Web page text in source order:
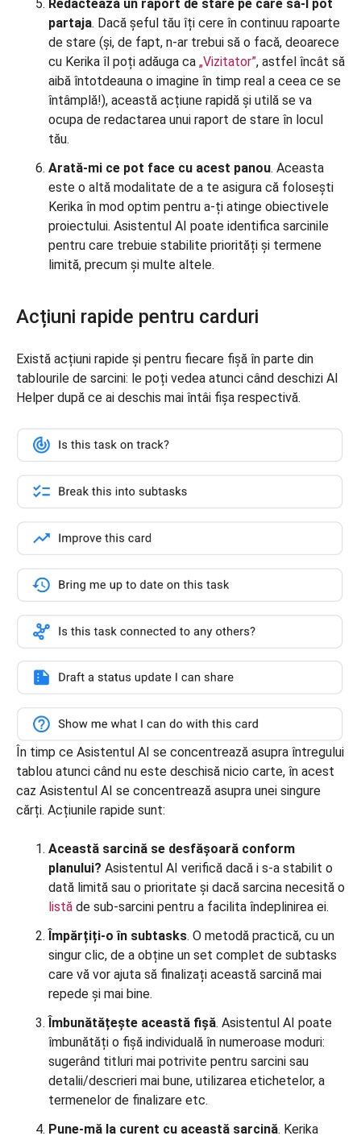
Redactează un raport de stare pe care să-l pot
partaja. Dacă șeful tău îți cere în continuu rapoarte
de stare (și, de fapt, n-ar trebui să o facă, deoarece
cu Kerika îl poți adăuga ca „Vizitator”, astfel încât să
aibă întotdeauna o imagine în timp real a ceea ce se
întâmplă!), această acțiune rapidă și utilă se va
ocupa de redactarea unui raport de stare în locul
tău.
Arată-mi ce pot face cu acest panou. Aceasta
este o altă modalitate de a te asigura că folosești
Kerika în mod optim pentru a-ți atinge obiectivele
proiectului. Asistentul AI poate identifica sarcinile
pentru care trebuie stabilite priorități și termene
limită, precum și multe altele.
Acțiuni rapide pentru carduri
Există acțiuni rapide și pentru fiecare fișă în parte din
tablourile de sarcini: le poți vedea atunci când deschizi AI
Helper după ce ai deschis mai întâi fișa respectivă.
În timp ce Asistentul AI se concentrează asupra întregului
tablou atunci când nu este deschisă nicio carte, în acest
caz Asistentul AI se concentrează asupra unei singure
cărți. Acțiunile rapide sunt:
Această sarcină se desfășoară conform
planului? Asistentul AI verifică dacă i s-a stabilit o
dată limită sau o prioritate și dacă sarcina necesită o
listă de sub-sarcini pentru a facilita îndeplinirea ei.
Împărțiți-o în subtasks. O metodă practică, cu un
singur clic, de a obține un set complet de subtasks
care vă vor ajuta să finalizați această sarcină mai
repede și mai bine.
Îmbunătățește această fișă. Asistentul AI poate
îmbunătăți o fișă individuală în numeroase moduri:
sugerând titluri mai potrivite pentru sarcini sau
detalii/descrieri mai bune, utilizarea etichetelor, a
termenelor de finalizare etc.
Pune-mă la curent cu această sarcină. Kerika